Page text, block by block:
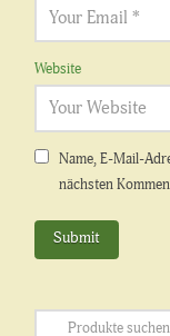
Website
Name, E-Mail-
nächsten
Suchen